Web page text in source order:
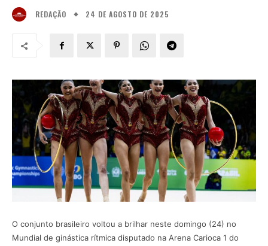
REDAÇÃO 24 DE AGOSTO DE 2025
O conjunto brasileiro voltou a brilhar neste domingo (24) no
Mundial de ginástica rítmica disputado na Arena Carioca 1 do